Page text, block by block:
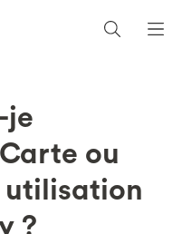
je
ou
utilisation
?